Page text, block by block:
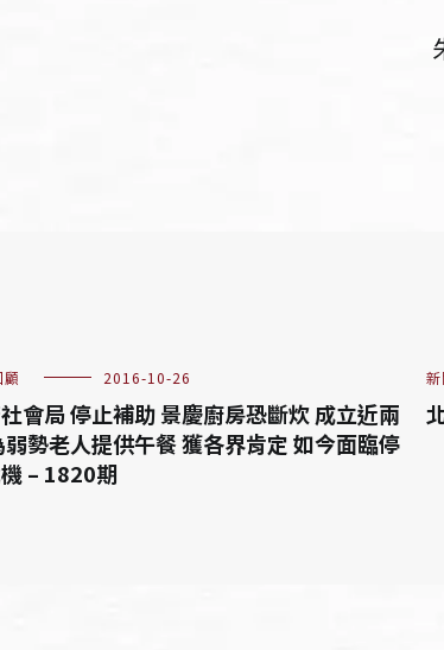
2016-10-26
會局 停止補助 景慶廚房恐斷炊 成立近兩
弱勢老人提供午餐 獲各界肯定 如今面臨停
– 1820期